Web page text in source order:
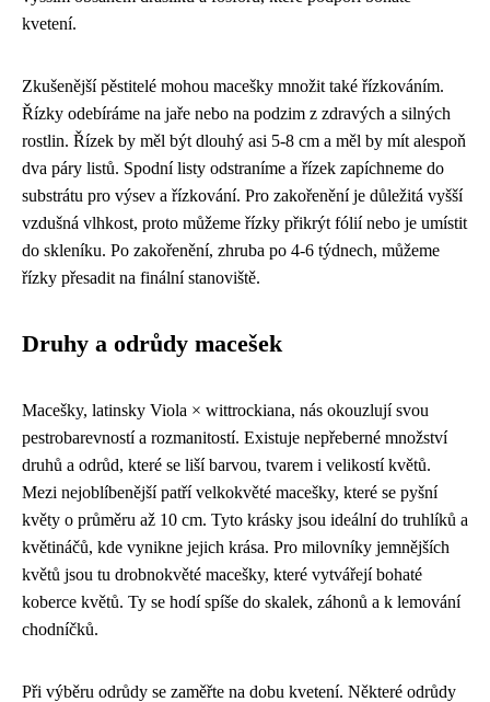
kvetení.
Zkušenější pěstitelé mohou macešky množit také řízkováním.
Řízky odebíráme na jaře nebo na podzim z zdravých a silných
rostlin. Řízek by měl být dlouhý asi 5-8 cm a měl by mít alespoň
dva páry listů. Spodní listy odstraníme a řízek zapíchneme do
substrátu pro výsev a řízkování. Pro zakořenění je důležitá vyšší
vzdušná vlhkost, proto můžeme řízky přikrýt fólií nebo je umístit
do skleníku. Po zakořenění, zhruba po 4-6 týdnech, můžeme
řízky přesadit na finální stanoviště.
Druhy a odrůdy macešek
Macešky, latinsky Viola × wittrockiana, nás okouzlují svou
pestrobarevností a rozmanitostí. Existuje nepřeberné množství
druhů a odrůd, které se liší barvou, tvarem i velikostí květů.
Mezi nejoblíbenější patří velkokvěté macešky, které se pyšní
květy o průměru až 10 cm. Tyto krásky jsou ideální do truhlíků a
květináčů, kde vynikne jejich krása. Pro milovníky jemnějších
květů jsou tu drobnokvěté macešky, které vytvářejí bohaté
koberce květů. Ty se hodí spíše do skalek, záhonů a k lemování
chodníčků.
Při výběru odrůdy se zaměřte na dobu kvetení. Některé odrůdy